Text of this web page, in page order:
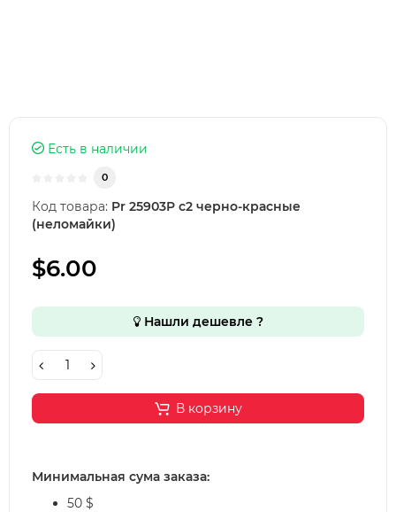
Есть в наличии
0
Код товара: Pr 25903P с2 черно-красные
(неломайки)
$6.00
Нашли дешевле ?
В корзину
Минимальная сума заказа:
50 $